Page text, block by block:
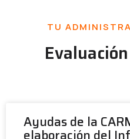
TU
Ayudas de la